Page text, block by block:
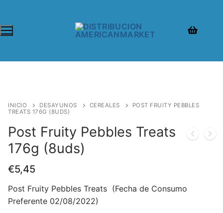
INICIO DESAYUNOS CEREALES
POST FRUITY PEBBLES
TREATS 176G (8UDS)
Post Fruity Pebbles Treats
176g (8uds)
€5,45
Post Fruity Pebbles Treats (Fecha de Consumo
Preferente 02/08/2022)